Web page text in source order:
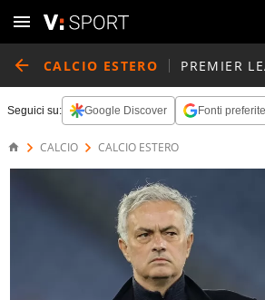
CALCIO ESTERO PREMIER
Seguici su: Google Discover Fonti preferite
CALCIO CALCIO ESTERO